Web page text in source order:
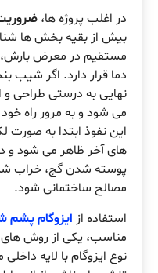
در اغلب پروژه ها،
بیش از بقیه بخش ها
مستقیم در معرض
دما قرار دارد. اگر شیب
نهایی به درستی طراحی و
می شود و به مرور راه
این نفوذ ابتدا به
های آخر ظاهر می شود و
پوسته شدن گچ، خراب
مصالح ساختمانی شود.
استفاده از ایزوگام پشم
مناسب، یکی از روش های
نوع ایزوگام با لایه